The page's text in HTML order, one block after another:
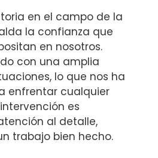
en el campo de la
la confianza que
en nosotros.
con una amplia
lo que nos ha
enfrentar cualquier
es
al detalle,
trabajo bien hecho.